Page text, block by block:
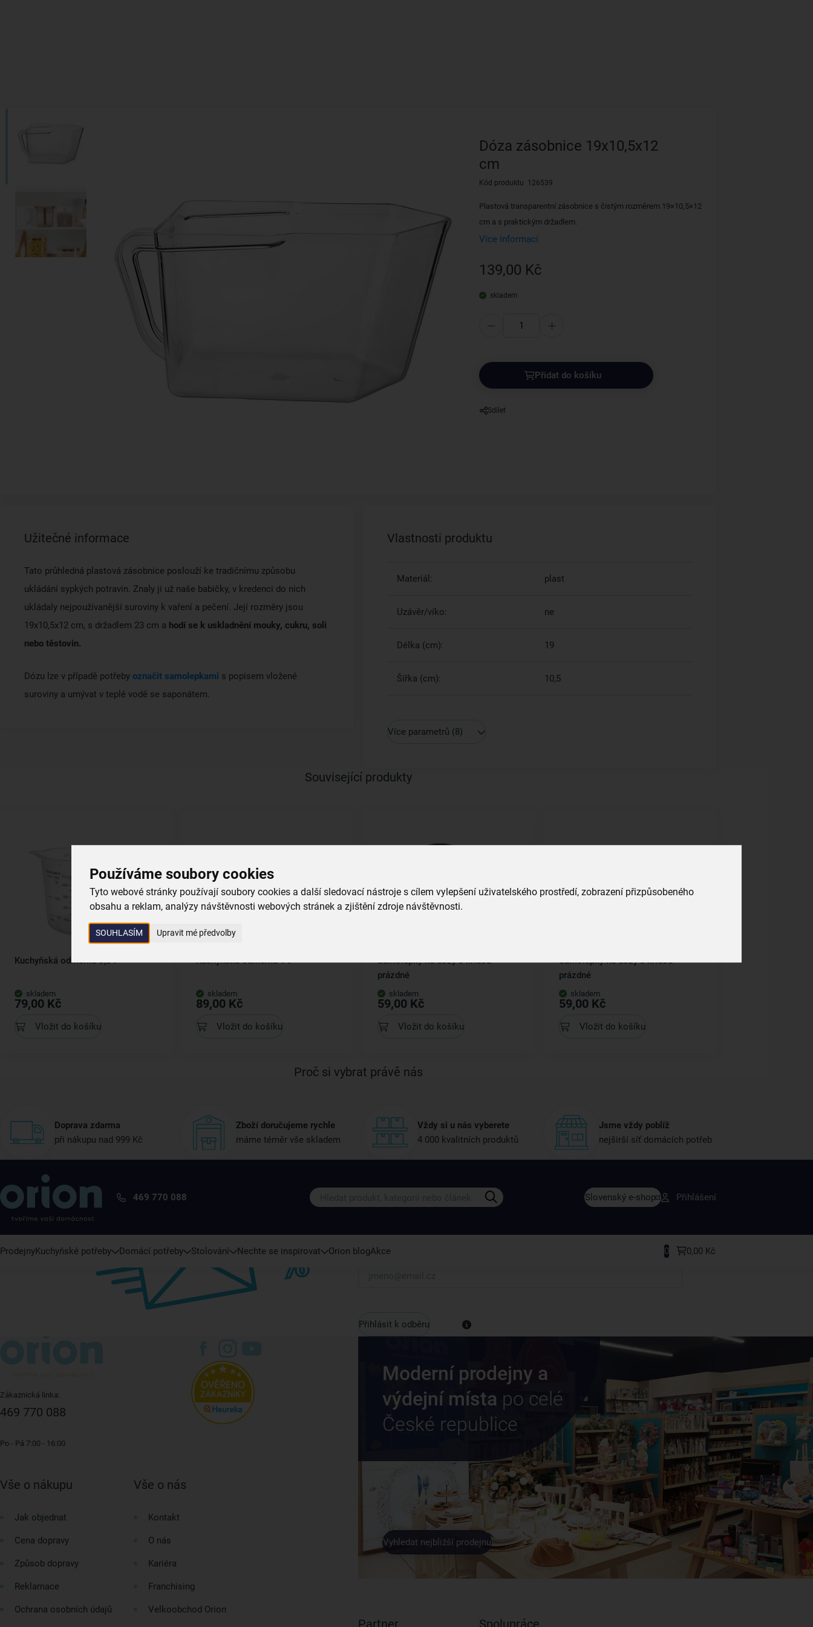
Používáme soubory cookies
Tyto webové stránky používají soubory cookies a další sledovací nástroje s cílem vylepšení uživatelského prostředí, zobrazení přizpůsobeného
obsahu a reklam, analýzy návštěvnosti webových stránek a zjištění zdroje návštěvnosti.
SOUHLASÍM Upravit mé předvolby
Dóza zásobnice 19x10,5x12
cm
Kód produktu 126539
Plastová transparentní zásobnice s čistým rozměrem 19×10,5×12
cm a s praktickým držadlem.
Více informací
139,00 Kč
skladem
Přidat do košíku
Sdílet
Užitečné informace
Tato průhledná plastová zásobnice poslouží ke tradičnímu způsobu
ukládání sypkých potravin. Znaly ji už naše babičky, v kredenci do nich
ukládaly nejpoužívanější suroviny k vaření a pečení. Její rozměry jsou
19x10,5x12 cm, s držadlem 23 cm a hodí se k uskladnění mouky, cukru, soli
nebo těstovin.
Dózu lze v případě potřeby označit samolepkami s popisem vložené
suroviny a umývat v teplé vodě se saponátem.
Vlastnosti produktu
Materiál: plast
Uzávěr/víko: ne
Délka (cm): 19
Šířka (cm): 10,5
Více parametrů (8)
Související produkty
Kuchyňská odměrka 0,5 l
skladem
79,00 Kč
Vložit do košíku
Kuchyňská odměrka 1 l
skladem
89,00 Kč
Vložit do košíku
Samolepky na dózy s křídou
prázdné
skladem
59,00 Kč
Vložit do košíku
Samolepky na dózy s křídou
prázdné
skladem
59,00 Kč
Vložit do košíku
Proč si vybrat právě nás
Doprava zdarma
při nákupu nad 999 Kč
Zboží doručujeme rychle
máme téměr vše skladem
Vždy si u nás vyberete
4 000 kvalitních produktů
Jsme vždy poblíž
nejširší síť domácích potřeb
469 770 088 Slovenský e-shop Přihlášení
ProdejnyKuchyňské potřeby Domácí potřeby Stolování Nechte se inspirovat Orion blogAkce 0 0,00 Kč
Přihlaste se k odběru našeho newsletteru.
Váš e-mail
Přihlásit k odběru
Moderní prodejny a
výdejní místa po celé
České republice
Vyhledat nejbližší prodejnu
Partner Spolupráce
Zákaznická linka:
469 770 088
Po - Pá 7:00 - 16:00
Vše o nákupu
Jak objednat
Cena dopravy
Způsob dopravy
Reklamace
Ochrana osobních údajů
Vše o nás
Kontakt
O nás
Kariéra
Franchising
Velkoobchod Orion